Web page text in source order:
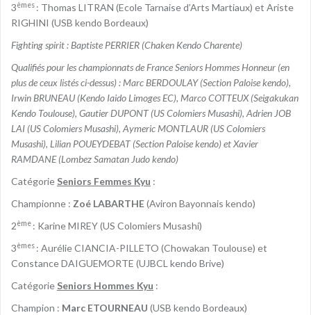
3èmes : Thomas LITRAN (Ecole Tarnaise d’Arts Martiaux) et Ariste
RIGHINI (USB kendo Bordeaux)
Fighting spirit : Baptiste PERRIER (Chaken Kendo Charente)
Qualifiés pour les championnats de France Seniors Hommes Honneur (en
plus de ceux listés ci-dessus) : Marc BERDOULAY (Section Paloise kendo),
Irwin BRUNEAU (Kendo Iaido Limoges EC), Marco COTTEUX (Seigakukan
Kendo Toulouse), Gautier DUPONT (US Colomiers Musashi), Adrien JOB
LAI (US Colomiers Musashi), Aymeric MONTLAUR (US Colomiers
Musashi), Lilian POUEYDEBAT (Section Paloise kendo) et Xavier
RAMDANE (Lombez Samatan Judo kendo)
Catégorie Seniors Femmes Kyu :
Championne : Zoé LABARTHE(Aviron Bayonnais kendo)
2ème : Karine MIREY (US Colomiers Musashi)
3èmes : Aurélie CIANCIA-PILLETO (Chowakan Toulouse) et
Constance DAIGUEMORTE (UJBCL kendo Brive)
Catégorie Seniors Hommes Kyu :
Champion : Marc ETOURNEAU (USB kendo Bordeaux)